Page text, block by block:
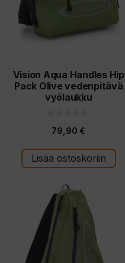
Vision Aqua Handles Hip
Pack Olive vedenpitävä
vyölaukku
s
t
ä
79,90 €
Lisää ostoskoriin